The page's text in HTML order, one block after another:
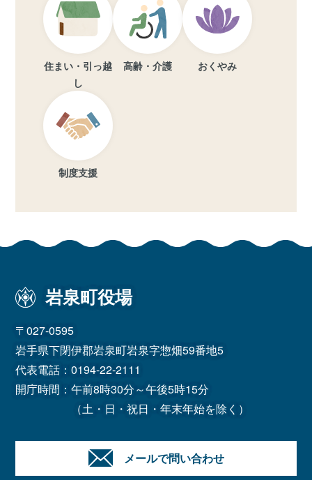
住まい・引っ越
し
高齢・介護 おくやみ
制度支援
岩泉町役場
〒027-0595
岩手県下閉伊郡岩泉町岩泉字惣畑59番地5
代表電話：0194-22-2111
開庁時間：午前8時30分～午後5時15分
（土・日・祝日・年末年始を除く）
メールで問い合わせ